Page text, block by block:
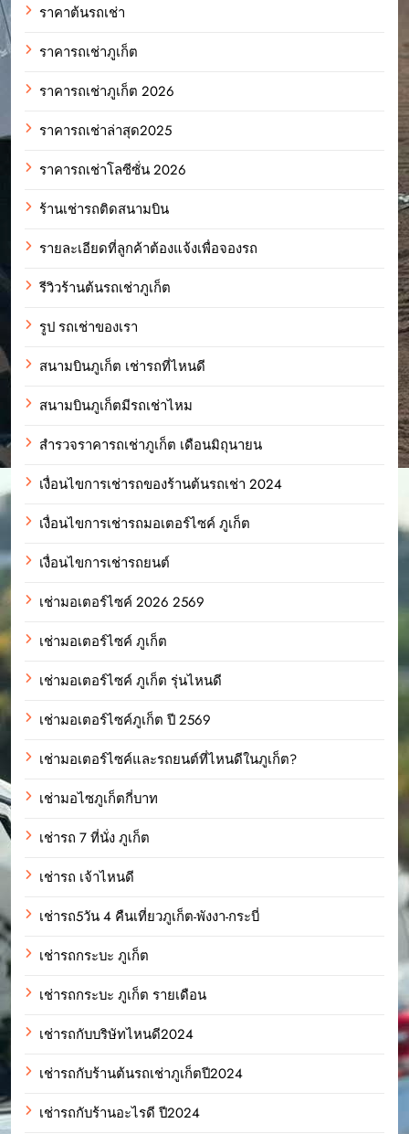
ราคาต้นรถเช่า
ราคารถเช่าภูเก็ต
ราคารถเช่าภูเก็ต 2026
ราคารถเช่าล่าสุด2025
ราคารถเช่าโลซีซั่น 2026
ร้านเช่ารถติดสนามบิน
รายละเอียดที่ลูกค้าต้องแจ้งเพื่อจองรถ
รีวิวร้านต้นรถเช่าภูเก็ต
รูป รถเช่าของเรา
สนามบินภูเก็ต เช่ารถที่ไหนดี
สนามบินภูเก็ตมีรถเช่าไหม
สำรวจราคารถเช่าภูเก็ต เดือนมิถุนายน
เงื่อนไขการเช่ารถของร้านต้นรถเช่า 2024
เงื่อนไขการเช่ารถมอเตอร์ไซค์ ภูเก็ต
เงื่อนไขการเช่ารถยนต์
เช่ามอเตอร์ไซค์ 2026 2569
เช่ามอเตอร์ไซค์ ภูเก็ต
เช่ามอเตอร์ไซค์ ภูเก็ต รุ่นไหนดี
เช่ามอเตอร์ไซค์ภูเก็ต ปี 2569
เช่ามอเตอร์ไซค์และรถยนต์ที่ไหนดีในภูเก็ต?
เช่ามอไซภูเก็ตกี่บาท
เช่ารถ 7 ที่นั่ง ภูเก็ต
เช่ารถ เจ้าไหนดี
เช่ารถ5วัน 4 คืนเที่ยวภูเก็ต-พังงา-กระบี่
เช่ารถกระบะ ภูเก็ต
เช่ารถกระบะ ภูเก็ต รายเดือน
เช่ารถกับบริษัทไหนดี2024
เช่ารถกับร้านต้นรถเช่าภูเก็ตปี2024
เช่ารถกับร้านอะไรดี ปี2024